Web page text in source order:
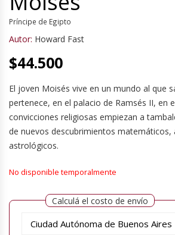
Príncipe de Egipto
Autor: Howard Fast
$44.500
El joven Moisés vive en un mundo al que
pertenece, en el palacio de Ramsés II, en
convicciones religiosas empiezan a
de nuevos descubrimientos matemáticos,
astrológicos.
No disponible temporalmente
Calculá el costo de envío